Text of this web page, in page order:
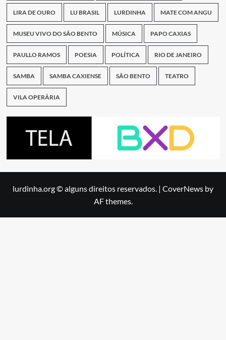
LIRA DE OURO LU BRASIL LURDINHA MATE COM ANGU
MUSEU VIVO DO SÃO BENTO MÚSICA PAPO CAXIAS
PAULLO RAMOS POESIA POLÍTICA RIO DE JANEIRO
SAMBA SAMBA CAXIENSE SÃO BENTO TEATRO
VILA OPERÁRIA
lurdinha.org © alguns direitos reservados. | CoverNews by
AF themes.